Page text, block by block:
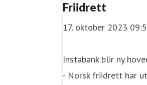
Friidrett
17. oktober 2023
Instabank blir ny
- Norsk friidrett har